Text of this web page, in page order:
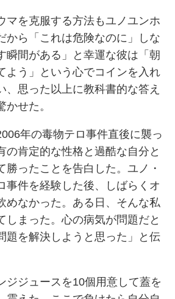
マを克服する方法もユノユンホ
から「これは危険なのに」しな
瞬間がある」と幸運な彼は「朝
よう」という心でコインを入れ
、思った以上に教科書的な答え
かせた。
年の毒物テロ事件直後に襲っ
の肯定的な性格と過酷な自分と
勝ったことを告白した。ユノ・
事件を経験した後、しばらくオ
めなかった。ある日、そんな私
しまった。心の病気が問題だと
題を解決しようと思った」と伝
ジジュースを10個用意して蓋を